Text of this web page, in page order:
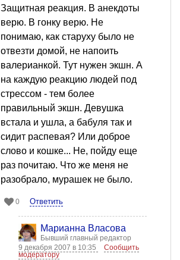
Защитная реакция. В анекдоты
верю. В гонку верю. Не
понимаю, как старуху было не
отвезти домой, не напоить
валерианкой. Тут нужен экшн. А
на каждую реакцию людей под
стрессом - тем более
правильный экшн. Девушка
встала и ушла, а бабуля так и
сидит распевая? Или доброе
слово и кошке... Не, пойду еще
раз почитаю. Что же меня не
разобрало, мурашек не было.
0 Ответить
Марианна Власова
Бывший главный редактор
9 декабря 2007 в 10:35
Сообщить
модератору